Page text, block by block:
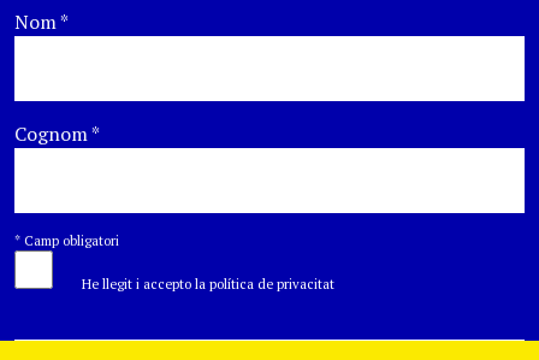
Nom*
Cognom*
* Camp obligatori
He llegit i accepto la política de privacitat